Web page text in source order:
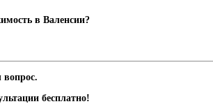
в Валенсии?
бесплатно!